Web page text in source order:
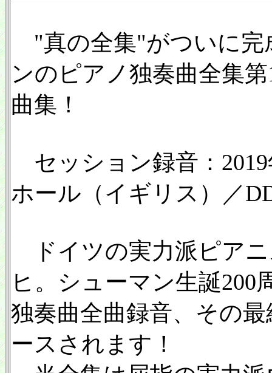
"真の全集"がついに完
ンのピアノ独奏曲全集
曲集！
セッション録音：
ホール（イギリス）／
ドイツの実力派ピア
ヒ。シューマン生誕200
独奏曲全曲録音、その
ースされます！